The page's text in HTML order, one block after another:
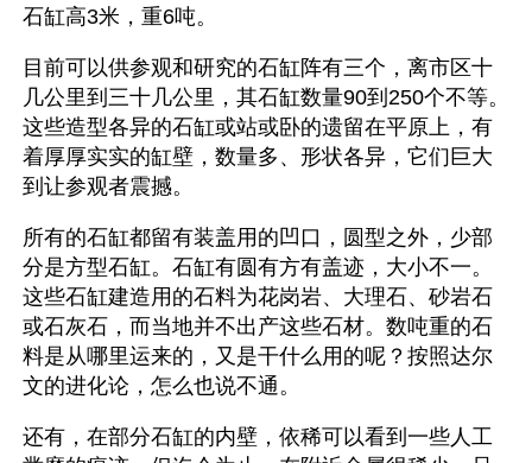
石缸高3米，重6吨。
目前可以供参观和研究的石缸阵有三个，离市区十
几公里到三十几公里，其石缸数量90到250个不等。
这些造型各异的石缸或站或卧的遗留在平原上，有
着厚厚实实的缸壁，数量多、形状各异，它们巨大
到让参观者震撼。
所有的石缸都留有装盖用的凹口，圆型之外，少部
分是方型石缸。石缸有圆有方有盖迹，大小不一。
这些石缸建造用的石料为花岗岩、大理石、砂岩石
或石灰石，而当地并不出产这些石材。数吨重的石
料是从哪里运来的，又是干什么用的呢？按照达尔
文的进化论，怎么也说不通。
还有，在部分石缸的内壁，依稀可以看到一些人工